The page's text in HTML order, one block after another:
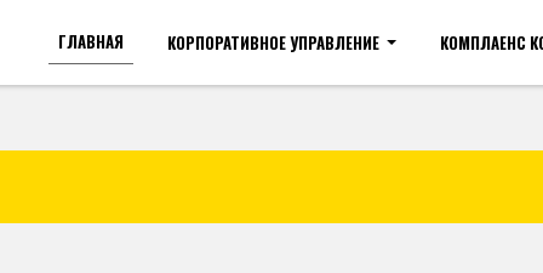
Для слабовидящих
ГЛАВНАЯ КОРПОРАТИВНОЕ УПРАВЛЕНИЕ КОМПЛАЕНС